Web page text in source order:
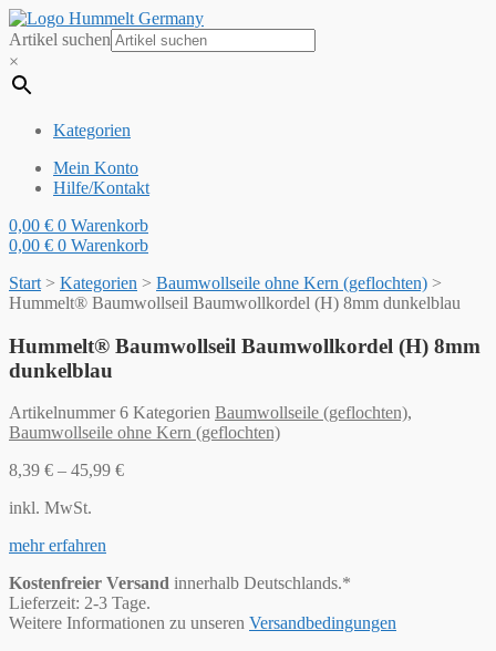
Artikel suchen
×
Kategorien
Mein Konto
Hilfe/Kontakt
0,00 € 0 Warenkorb
0,00 € 0 Warenkorb
Start > Kategorien > Baumwollseile ohne Kern (geflochten) >
Hummelt® Baumwollseil Baumwollkordel (H) 8mm dunkelblau
Hummelt® Baumwollseil Baumwollkordel (H) 8mm
dunkelblau
Artikelnummer6 Kategorien Baumwollseile (geflochten),
Baumwollseile ohne Kern (geflochten)
8,39 € – 45,99 €
inkl. MwSt.
mehr erfahren
Kostenfreier Versand innerhalb Deutschlands.*
Lieferzeit: 2-3 Tage.
Weitere Informationen zu unseren Versandbedingungen